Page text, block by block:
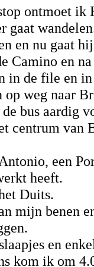
ontmoet ik
gaat
en nu gaat
Camino en
in de file en in
weg naar
bus aardig
centrum van
een
heeft.
Duits.
mijn benen
en
kom ik om